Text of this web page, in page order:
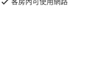
客房內可使用網路